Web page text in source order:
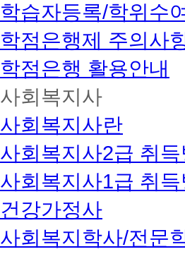
학습자등록/학위수
학점은행제 주의사
학점은행 활용안내
사회복지사
사회복지사란
사회복지사2급 취득
사회복지사1급 취득
건강가정사
사회복지학사/전문